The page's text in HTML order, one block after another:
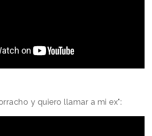
y quiero llamar a mi ex":